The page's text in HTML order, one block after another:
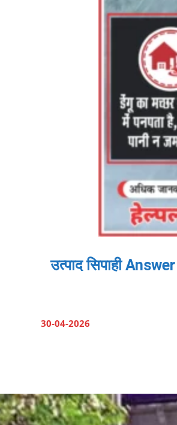
उत्पाद सिपाही
30-04-2026